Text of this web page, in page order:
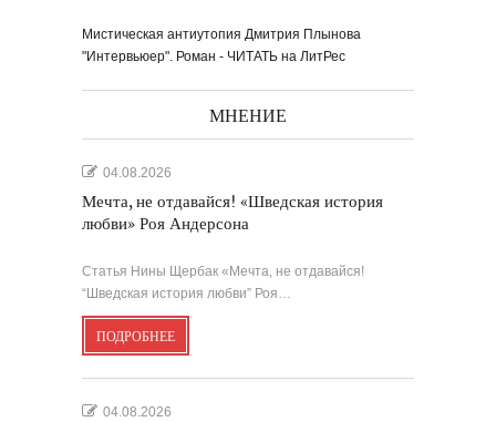
Мистическая антиутопия Дмитрия Плынова
"Интервьюер". Роман - ЧИТАТЬ на ЛитРес
МНЕНИЕ
04.08.2026
Мечта, не отдавайся! «Шведская история
любви» Роя Андерсона
Статья Нины Щербак «Мечта, не отдавайся!
“Шведская история любви” Роя…
ПОДРОБНЕЕ
04.08.2026